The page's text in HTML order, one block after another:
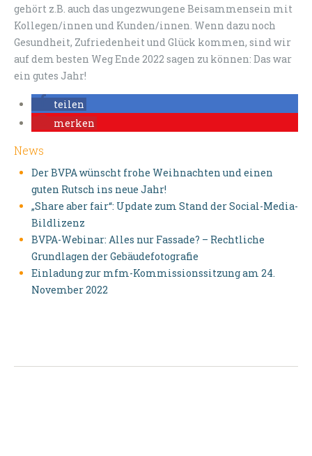
gehört z.B. auch das ungezwungene Beisammensein mit
Kollegen/innen und Kunden/innen. Wenn dazu noch
Gesundheit, Zufriedenheit und Glück kommen, sind wir
auf dem besten Weg Ende 2022 sagen zu können: Das war
ein gutes Jahr!
teilen
merken
News
Der BVPA wünscht frohe Weihnachten und einen
guten Rutsch ins neue Jahr!
„Share aber fair“: Update zum Stand der Social-Media-
Bildlizenz
BVPA-Webinar: Alles nur Fassade? – Rechtliche
Grundlagen der Gebäudefotografie
Einladung zur mfm-Kommissionssitzung am 24.
November 2022